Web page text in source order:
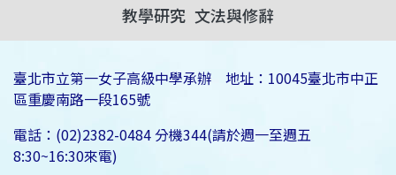
教學研究 文法與修辭
臺北市立第一女子高級中學承辦 地址：10045臺北市中正
區重慶南路一段165號
電話：(02)2382-0484 分機344(請於週一至週五
8:30~16:30來電)